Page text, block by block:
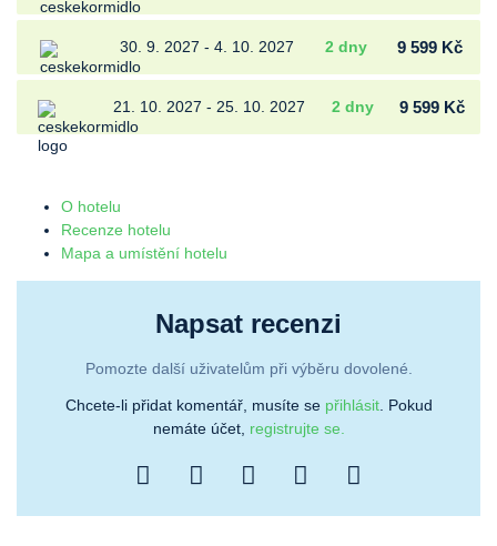
30. 9. 2027 - 4. 10. 2027 2 dny 9 599 Kč
21. 10. 2027 - 25. 10. 2027 2 dny 9 599 Kč
O hotelu
Recenze hotelu
Mapa a umístění hotelu
Napsat recenzi
Pomozte další uživatelům při výběru dovolené.
Chcete-li přidat komentář, musíte se přihlásit. Pokud
nemáte účet, registrujte se.